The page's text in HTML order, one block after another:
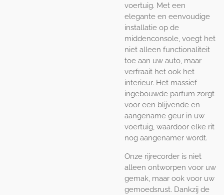
voertuig. Met een
elegante en eenvoudige
installatie op de
middenconsole, voegt het
niet alleen functionaliteit
toe aan uw auto, maar
verfraait het ook het
interieur. Het massief
ingebouwde parfum zorgt
voor een blijvende en
aangename geur in uw
voertuig, waardoor elke rit
nog aangenamer wordt.
Onze rijrecorder is niet
alleen ontworpen voor uw
gemak, maar ook voor uw
gemoedsrust. Dankzij de